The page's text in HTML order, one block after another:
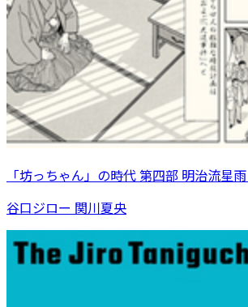
「坊っちゃん」の時代 第四部 明治流星
谷口ジロー 関川夏央